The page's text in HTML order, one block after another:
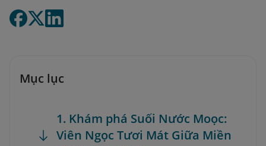
Mục lục
1. Khám phá Suối Nước Moọc:
Viên Ngọc Tươi Mát Giữa Miền